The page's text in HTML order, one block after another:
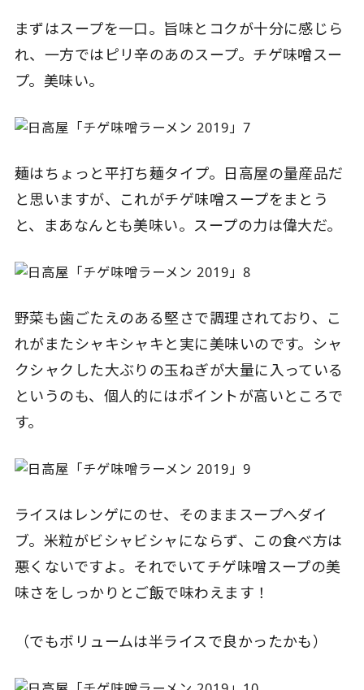
まずはスープを一口。旨味とコクが十分に感じら
れ、一方ではピリ辛のあのスープ。チゲ味噌スー
プ。美味い。
麺はちょっと平打ち麺タイプ。日高屋の量産品だ
と思いますが、これがチゲ味噌スープをまとう
と、まあなんとも美味い。スープの力は偉大だ。
野菜も歯ごたえのある堅さで調理されており、こ
れがまたシャキシャキと実に美味いのです。シャ
クシャクした大ぶりの玉ねぎが大量に入っている
というのも、個人的にはポイントが高いところで
す。
ライスはレンゲにのせ、そのままスープへダイ
ブ。米粒がビシャビシャにならず、この食べ方は
悪くないですよ。それでいてチゲ味噌スープの美
味さをしっかりとご飯で味わえます！
（でもボリュームは半ライスで良かったかも）